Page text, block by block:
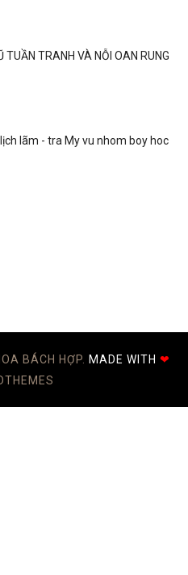
TUẦN TRANH VÀ NỖI OAN RUNG
lãm - tra My vu nhom boy hoc
BÁCH HỢP. MADE WITH ❤